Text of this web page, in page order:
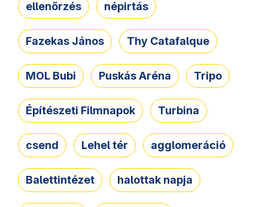
ellenőrzés népirtás
Fazekas János Thy Catafalque
MOL Bubi Puskás Aréna Tripo
Építészeti Filmnapok Turbina
csend Lehel tér agglomeráció
Balettintézet halottak napja